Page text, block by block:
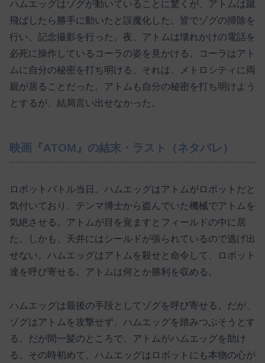
ハムエッグはゾグが動いていることに驚くが、アトムは蹴
飛ばしたら勝手に動いたと誤魔化した。皆でゾグの掃除を
行い、記念撮影を行った。夜、アトムは壊れかけの電話を
必死に操作しているコーラの姿を見かける。コーラはアト
ムに自分の秘密を打ち明ける。それは、メトロシティに両
親が居ることだった。アトムも自分の秘密を打ち明けよう
とするが、結局言い出せなかった。
映画『ATOM』の結末・ラスト（ネタバレ）
ロボットバトル当日。ハムエッグはアトムがロボットだと
気付いており、テンマ博士から盗んでいた機械でアトムを
気絶させる。アトムが目を覚ますとフィールドの中に居
た。しかも、天井にはシールドが張られているので逃げ出
せない。ハムエッグはアトムを殺せと命令して、ロボット
達を呼び寄せる。アトムは何とか勝利を収める。
ハムエッグは最後の手段としてゾグを呼び寄せる。だが、
ゾグはアトムを攻撃せず、ハムエッグを踏みつぶそうとす
る。だが間一髪のところで、アトムがハムエッグを助け
る。その時初めて、ハムエッグはロボットにも本物の心が